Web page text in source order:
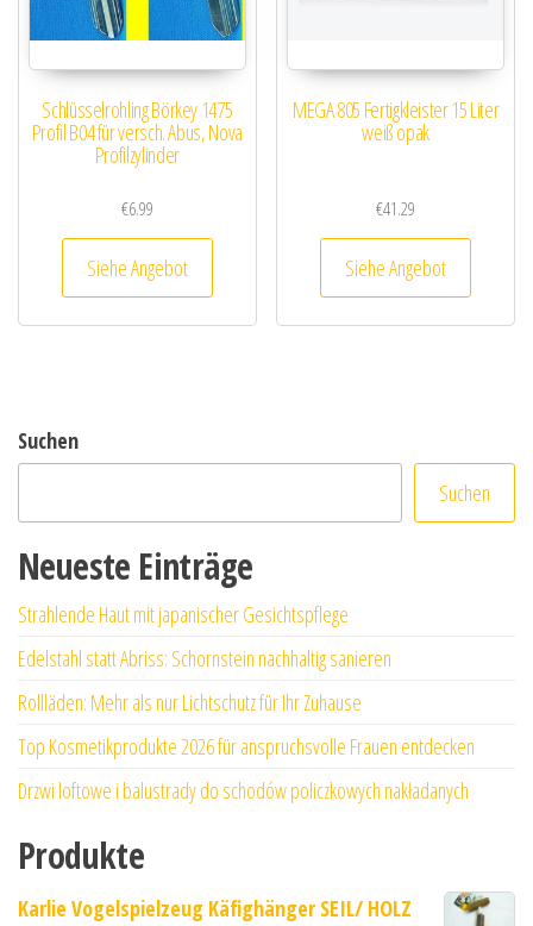
Schlüsselrohling Börkey 1475
Profil B04 für versch. Abus, Nova
Profilzylinder
€6.99
Siehe Angebot
MEGA 805 Fertigkleister 15 Liter
weiß opak
€41.29
Siehe Angebot
Suchen
Suchen
Neueste Einträge
Strahlende Haut mit japanischer Gesichtspflege
Edelstahl statt Abriss: Schornstein nachhaltig sanieren
Rollläden: Mehr als nur Lichtschutz für Ihr Zuhause
Top Kosmetikprodukte 2026 für anspruchsvolle Frauen entdecken
Drzwi loftowe i balustrady do schodów policzkowych nakładanych
Produkte
Karlie Vogelspielzeug Käfighänger SEIL/ HOLZ